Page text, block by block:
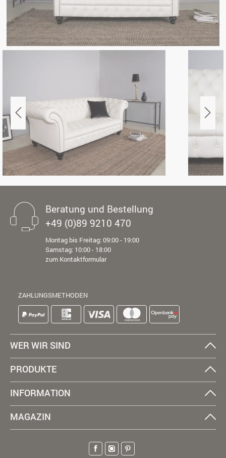
Beratung und Bestellung
+49 (0)89 9210 470
Montag bis Freitag: 09:00 - 19:00
Samstag: 10:00 - 18:00
zum Kontaktformular
ZAHLUNGSMETHODEN
WER WIR SIND
PRODUKTE
INFORMATION
MAGAZIN